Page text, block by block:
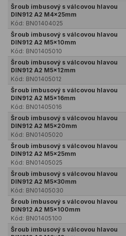
Šroub imbusový s válcovou hlavou
DIN912 A2 M4x25mm
Kód: BN01404025
Šroub imbusový s válcovou hlavou
DIN912 A2 M5x10mm
Kód: BN01405010
Šroub imbusový s válcovou hlavou
DIN912 A2 M5x12mm
Kód: BN01405012
Šroub imbusový s válcovou hlavou
DIN912 A2 M5x16mm
Kód: BN01405016
Šroub imbusový s válcovou hlavou
DIN912 A2 M5x20mm
Kód: BN01405020
Šroub imbusový s válcovou hlavou
DIN912 A2 M5x25mm
Kód: BN01405025
Šroub imbusový s válcovou hlavou
DIN912 A2 M5x30mm
Kód: BN01405030
Šroub imbusový s válcovou hlavou
DIN912 A2 M5x100mm
Kód: BN01405100
Šroub imbusový s válcovou hlavou